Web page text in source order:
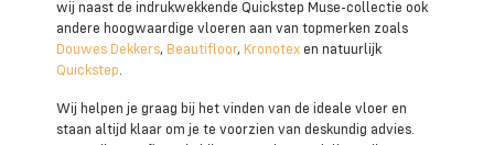
wij naast de indrukwekkende Quickstep Muse-collectie ook
andere hoogwaardige vloeren aan van topmerken zoals
Douwes Dekkers, Beautifloor, Kronotex en natuurlijk
Quickstep.
Wij helpen je graag bij het vinden van de ideale vloer en
staan altijd klaar om je te voorzien van deskundig advies.